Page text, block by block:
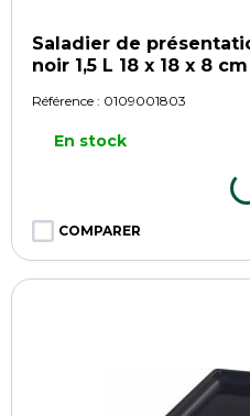
Saladier de
noir 1,5 L 18 x 18 x 8 cm
Référence : 0109001803
En stock
COMPARER